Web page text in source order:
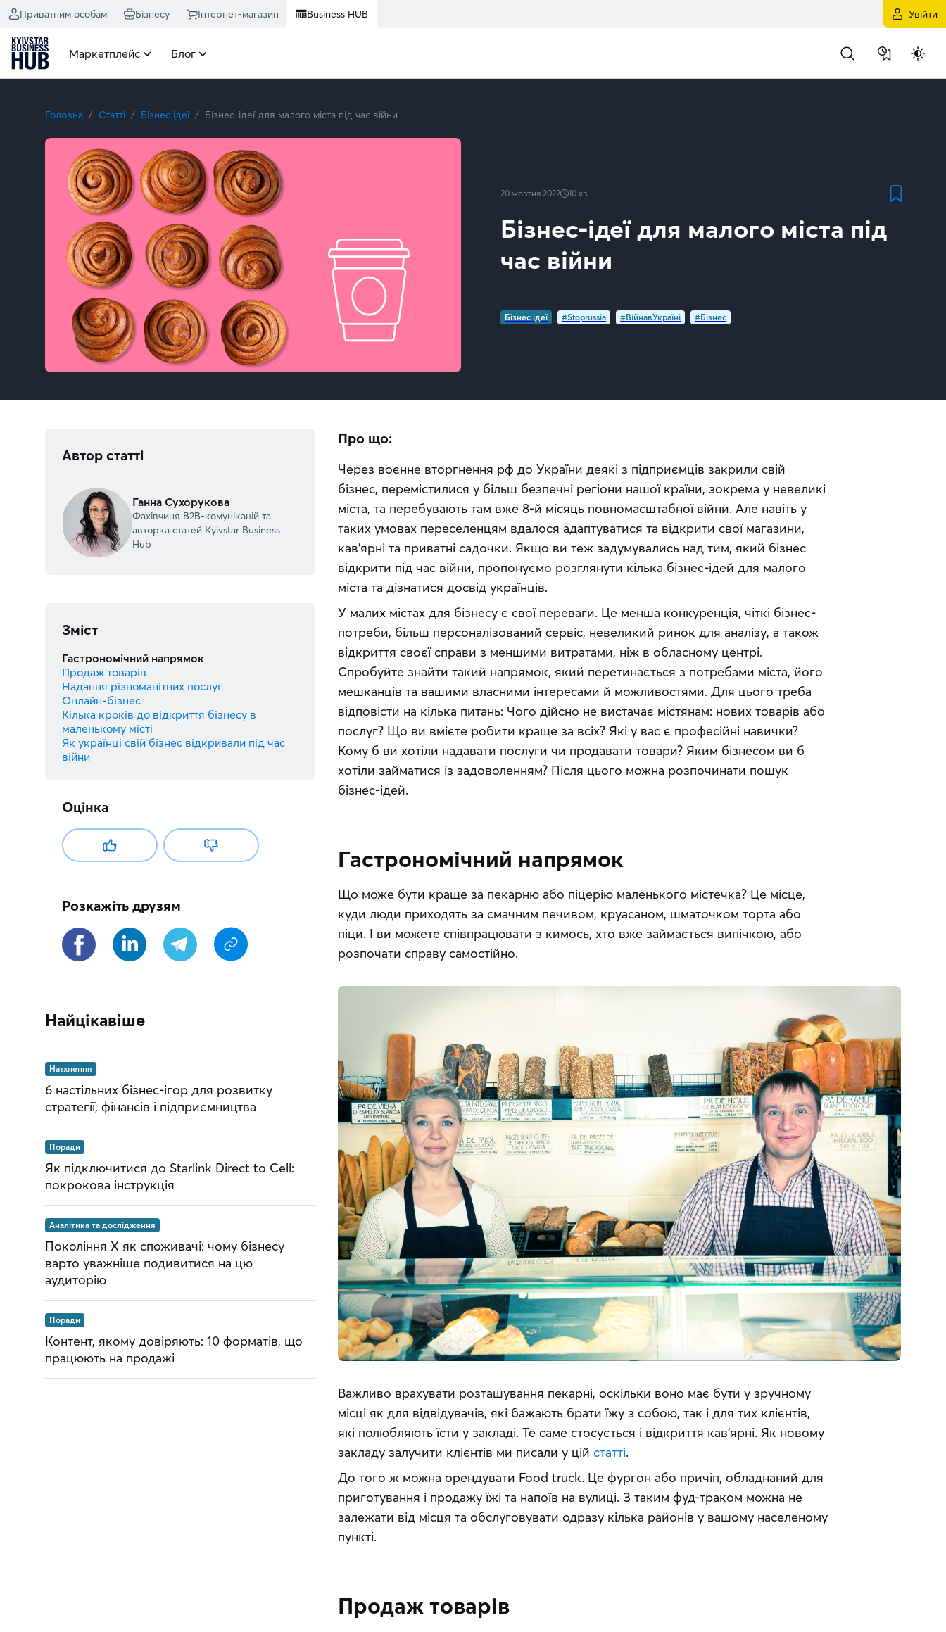
Приватним особам Бізнесу Інтернет-магазин Business HUB Увійти
Маркетплейс Блог
Головна Статті Бізнес ідеї Бізнес-ідеї для малого міста під час війни
20 жовтня 2022 10 хв.
Бізнес-ідеї для малого міста під
час війни
Бізнес ідеї #Stoprussia #ВійнавУкраїні #Бізнес
Про що:
Через воєнне вторгнення рф до України деякі з підприємців закрили свій
бізнес, перемістилися у більш безпечні регіони нашої країни, зокрема у невеликі
міста, та перебувають там вже 8-й місяць повномасштабної війни. Але навіть у
таких умовах переселенцям вдалося адаптуватися та відкрити свої магазини,
кав’ярні та приватні садочки. Якщо ви теж задумувались над тим, який бізнес
відкрити під час війни, пропонуємо розглянути кілька бізнес-ідей для малого
міста та дізнатися досвід українців.
У малих містах для бізнесу є свої переваги. Це менша конкуренція, чіткі бізнес-
потреби, більш персоналізований сервіс, невеликий ринок для аналізу, а також
відкриття своєї справи з меншими витратами, ніж в обласному центрі.
Спробуйте знайти такий напрямок, який перетинається з потребами міста, його
мешканців та вашими власними інтересами й можливостями. Для цього треба
відповісти на кілька питань: Чого дійсно не вистачає містянам: нових товарів або
послуг? Що ви вмієте робити краще за всіх? Які у вас є професійні навички?
Кому б ви хотіли надавати послуги чи продавати товари? Яким бізнесом ви б
хотіли займатися із задоволенням? Після цього можна розпочинати пошук
бізнес-ідей.
Гастрономічний напрямок
Що може бути краще за пекарню або піцерію маленького містечка? Це місце,
куди люди приходять за смачним печивом, круасаном, шматочком торта або
піци. І ви можете співпрацювати з кимось, хто вже займається випічкою, або
розпочати справу самостійно.
Важливо врахувати розташування пекарні, оскільки воно має бути у зручному
місці як для відвідувачів, які бажають брати їжу з собою, так і для тих клієнтів,
які полюбляють їсти у закладі. Те саме стосується і відкриття кав’ярні. Як новому
закладу залучити клієнтів ми писали у цій статті.
До того ж можна орендувати Food truck. Це фургон або причіп, обладнаний для
приготування і продажу їжі та напоїв на вулиці. З таким фуд-траком можна не
залежати від місця та обслуговувати одразу кілька районів у вашому населеному
пункті.
Продаж товарів
Автор статті
Ганна Сухорукова
Фахівчиня В2В-комунікацій та
авторка статей Kyivstar Business
Hub
Зміст
Гастрономічний напрямок
Продаж товарів
Надання різноманітних послуг
Онлайн-бізнес
Кілька кроків до відкриття бізнесу в
маленькому місті
Як українці свій бізнес відкривали під час
війни
Оцінка
Розкажіть друзям
Найцікавіше
Натхнення
6 настільних бізнес-ігор для розвитку
стратегії, фінансів і підприємництва
Поради
Як підключитися до Starlink Direct to Cell:
покрокова інструкція
Аналітика та дослідження
Покоління Х як споживачі: чому бізнесу
варто уважніше подивитися на цю
аудиторію
Поради
Контент, якому довіряють: 10 форматів, що
працюють на продажі